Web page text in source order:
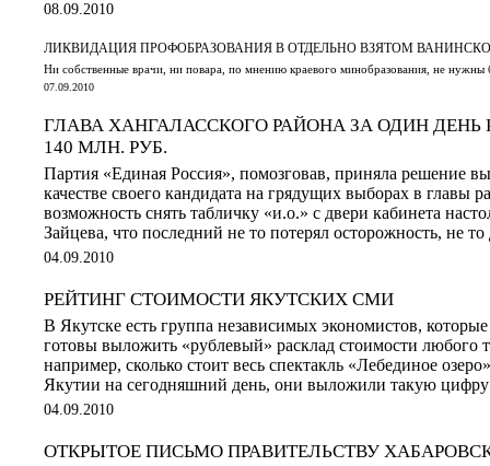
08.09.2010
ЛИКВИДАЦИЯ ПРОФОБРАЗОВАНИЯ В ОТДЕЛЬНО ВЗЯТОМ
Ни собственные врачи, ни повара, по мнению краевого минобразования, не нужны
07.09.2010
ГЛАВА ХАНГАЛАССКОГО РАЙОНА ЗА ОДИН ДЕНЬ
140 МЛН. РУБ.
Партия «Единая Россия», помозговав, приняла решение
качестве своего кандидата на грядущих выборах в главы
возможность снять табличку «и.о.» с двери кабинета
Зайцева, что последний не то потерял осторожность, не
04.09.2010
РЕЙТИНГ СТОИМОСТИ ЯКУТСКИХ СМИ
В Якутске есть группа независимых экономистов,
готовы выложить «рублевый» расклад стоимости любого
например, сколько стоит весь спектакль «Лебединое
Якутии на сегодняшний день, они выложили такую
04.09.2010
ОТКРЫТОЕ ПИСЬМО ПРАВИТЕЛЬСТВУ